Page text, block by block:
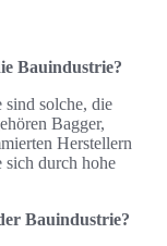
Bauindustrie?
solche, die
Bagger,
Herstellern
durch hohe
Bauindustrie?